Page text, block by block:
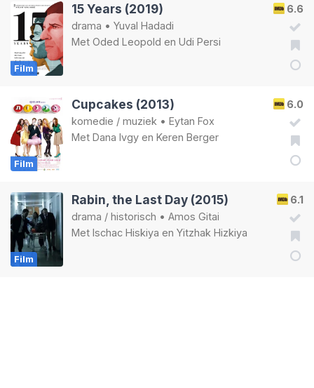
Film
6.6
15 Years (2019)
drama • Yuval Hadadi
Met Oded Leopold en Udi Persi
Film
6.0
Cupcakes (2013)
komedie / muziek • Eytan Fox
Met Dana Ivgy en Keren Berger
Film
6.1
Rabin, the Last Day (2015)
drama / historisch • Amos Gitai
Met Ischac Hiskiya en Yitzhak Hizkiya